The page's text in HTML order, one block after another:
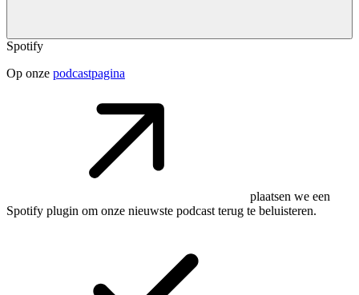
Spotify
Op onze podcastpagina
plaatsen we een
Spotify plugin om onze nieuwste podcast terug te beluisteren.